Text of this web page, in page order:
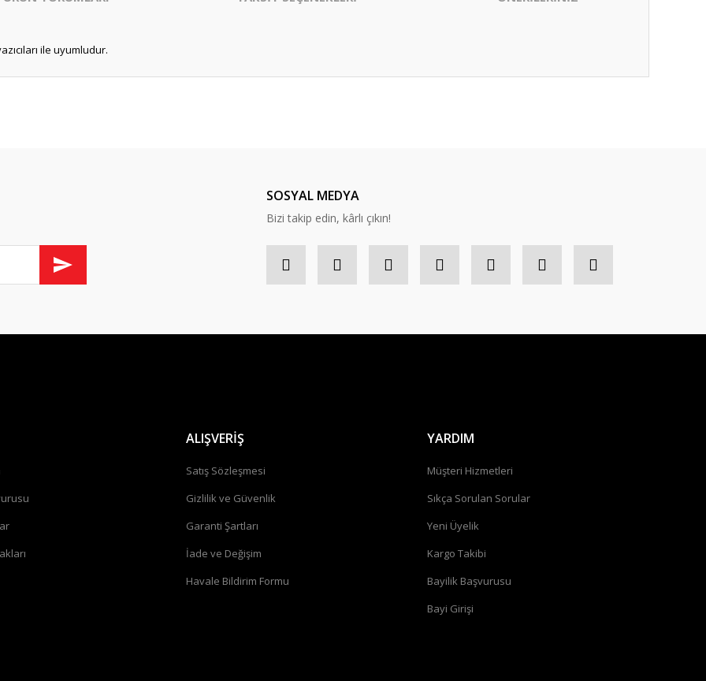
ile uyumludur.
SOSYAL MEDYA
Bizi takip edin, kârlı çıkın!
ALIŞVERİŞ
Satış Sözleşmesi
Gizlilik ve Güvenlik
Garanti Şartları
İade ve Değişim
Havale Bildirim Formu
YARDIM
Müşteri Hizmetleri
Sıkça Sorulan Sorular
Yeni Üyelik
Kargo Takibi
Bayilik Başvurusu
Bayi Girişi